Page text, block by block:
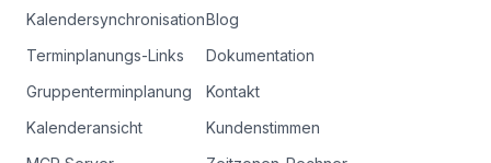
Kalendersynchronisation
Terminplanungs-Links
Gruppenterminplanung
Kalenderansicht
Blog
Dokumentation
Kontakt
Kundenstimmen